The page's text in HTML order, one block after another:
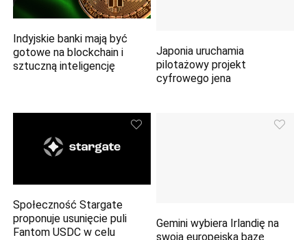
Indyjskie banki mają być
gotowe na blockchain i
sztuczną inteligencję
Japonia uruchamia
pilotażowy projekt
cyfrowego jena
Społeczność Stargate
proponuje usunięcie puli
Fantom USDC w celu
Gemini wybiera Irlandię na
swoją europejską bazę